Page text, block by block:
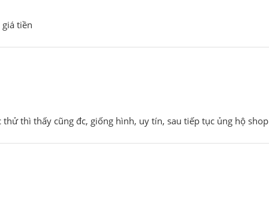
tiền
thì thấy cũng đc, giống hình, uy tín, sau tiếp tục ủng hộ shop